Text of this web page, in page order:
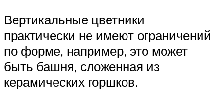
Вертикальные цветники
практически не имеют ограничений
по форме, например, это может
быть башня, сложенная из
керамических горшков.